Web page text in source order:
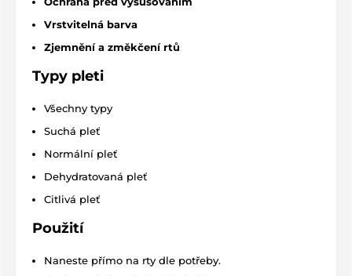
Vrstvitelná barva
Zjemnění a změkčení rtů
Typy pleti
Všechny typy
Suchá pleť
Normální pleť
Dehydratovaná pleť
Citlivá pleť
Použití
Naneste přímo na rty dle potřeby.